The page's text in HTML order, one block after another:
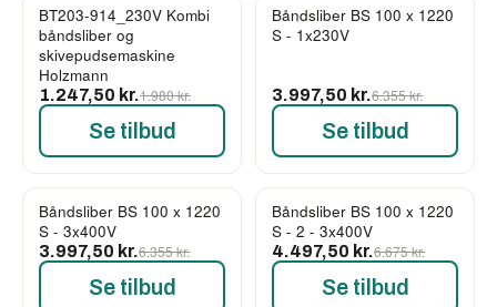
-37%
BT203-914_230V Kombi
båndsliber og
skivepudsemaskine
Holzmann
1.247,50 kr.1.980 kr.
Se tilbud
-37%
Båndsliber BS 100 x 1220
S - 1x230V
3.997,50 kr.6.355 kr.
Se tilbud
-37%
Båndsliber BS 100 x 1220
S - 3x400V
3.997,50 kr.6.355 kr.
Se tilbud
-33%
Båndsliber BS 100 x 1220
S - 2 - 3x400V
4.497,50 kr.6.675 kr.
Se tilbud